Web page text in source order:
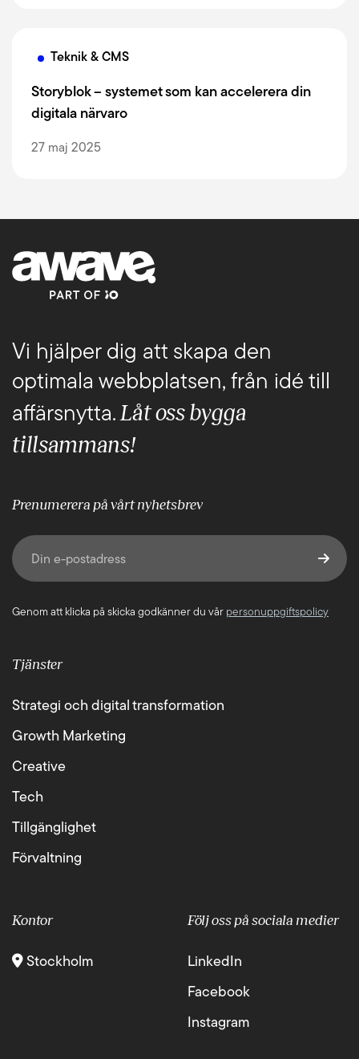
Teknik & CMS
Storyblok – systemet som kan accelerera din
digitala närvaro
27 maj 2025
Vi hjälper dig att skapa den
optimala webbplatsen, från idé till
affärsnytta.Låt oss bygga
tillsammans!
Prenumerera på vårt nyhetsbrev
E-post(Obligatoriskt)
Genom att klicka på skicka godkänner du vår personuppgiftspolicy
Tjänster
Strategi och digital transformation
Growth Marketing
Creative
Tech
Tillgänglighet
Förvaltning
Kontor
Stockholm
Följ oss på sociala medier
LinkedIn
Facebook
Instagram